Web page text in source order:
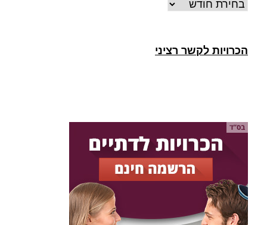
ארכיונים
הכרויות לקשר רציני